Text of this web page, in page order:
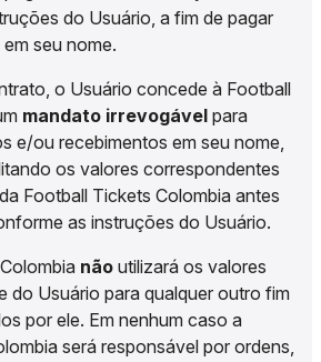
do Usuário, a fim de pagar
seu nome.
o Usuário concede à Football
mandato irrevogável para
e/ou recebimentos em seu nome,
os valores correspondentes
Football Tickets Colombia antes
as instruções do Usuário.
não utilizará os valores
do Usuário para qualquer outro fim
por ele. Em nenhum caso a
será responsável por ordens,